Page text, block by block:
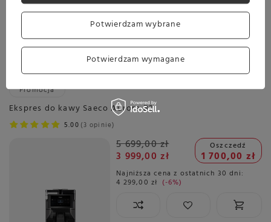
Skontaktuj się z obsługą
sklepu, aby oszacować czas
przygotowania tego produktu
Darmowa dostawa
Promocja
Ekspres do kawy Saeco Aurora B2
5.00 3 opinie
5 699,00 zł
3 999,00 zł
Oszczedź
1 700,00 zł
Najniższa cena z ostatnich 30 dni:
4 299,00 zł -6%
Potwierdzam wybrane
Potwierdzam wymagane